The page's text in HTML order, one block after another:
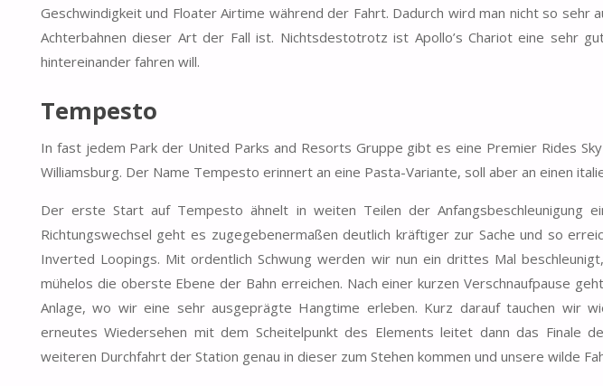
Geschwindigkeit und Floater Airtime während der Fahrt. Dadurch wird man nicht so sehr
Achterbahnen dieser Art der Fall ist. Nichtsdestotrotz ist Apollo’s Chariot eine sehr
hintereinander fahren will.
Tempesto
In fast jedem Park der United Parks and Resorts Gruppe gibt es eine Premier Rides
Williamsburg. Der Name Tempesto erinnert an eine Pasta-Variante, soll aber an einen
Der erste Start auf Tempesto ähnelt in weiten Teilen der Anfangsbeschleunigung
Richtungswechsel geht es zugegebenermaßen deutlich kräftiger zur Sache und so
Inverted Loopings. Mit ordentlich Schwung werden wir nun ein drittes Mal
mühelos die oberste Ebene der Bahn erreichen. Nach einer kurzen Verschnaufpause
Anlage, wo wir eine sehr ausgeprägte Hangtime erleben. Kurz darauf tauchen wir
erneutes Wiedersehen mit dem Scheitelpunkt des Elements leitet dann das Finale
weiteren Durchfahrt der Station genau in dieser zum Stehen kommen und unsere wilde